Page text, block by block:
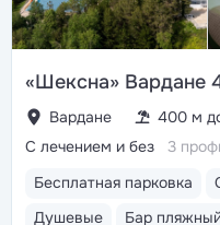
«Шексна» Вардане
Вардане 400 м
Бесплатная парковка
Душевые
Бар
С лечением и без 3